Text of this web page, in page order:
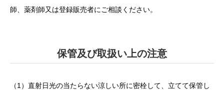
師、薬剤師又は登録販売者にご相談ください。
保管及び取扱い上の注意
（1）直射日光の当たらない涼しい所に密栓して、立てて保管し